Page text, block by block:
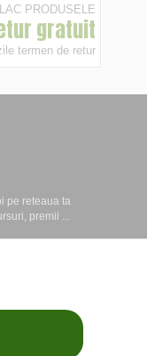
PRODUSELE
gratuit
termen de retur
pe reteaua ta
premii ...